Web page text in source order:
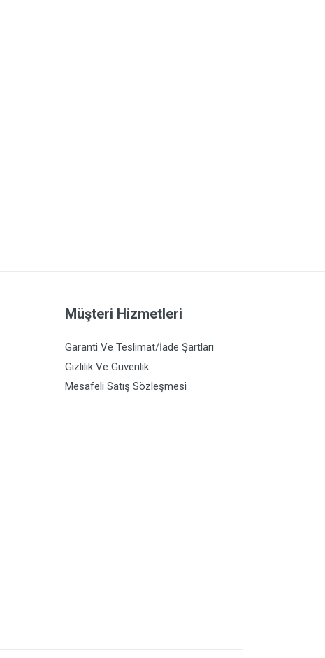
Müşteri Hizmetleri
Garanti Ve Teslimat/İade Şartları
Gizlilik Ve Güvenlik
Mesafeli Satış Sözleşmesi